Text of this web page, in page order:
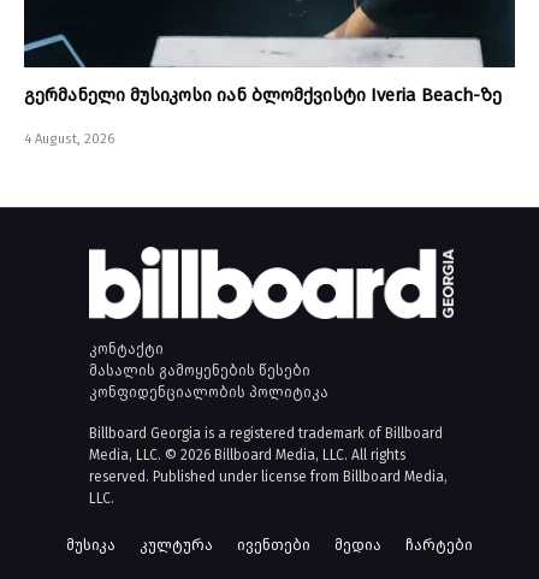
გერმანელი მუსიკოსი იან ბლომქვისტი Iveria Beach-ზე
4 August, 2026
კონტაქტი
მასალის გამოყენების წესები
კონფიდენციალობის პოლიტიკა
Billboard Georgia is a registered trademark of Billboard
Media, LLC. © 2026 Billboard Media, LLC. All rights
reserved. Published under license from Billboard Media,
LLC.
მუსიკა კულტურა ივენთები მედია ჩარტები